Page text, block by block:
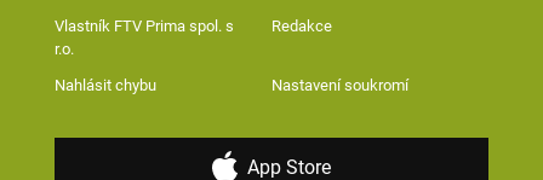
Vlastník FTV Prima spol. s
r.o.
Redakce
Nahlásit chybu Nastavení soukromí
App Store